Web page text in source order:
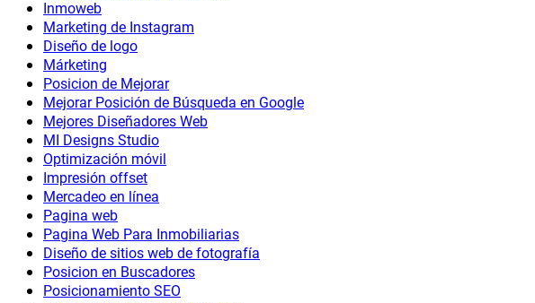
Inmoweb
Marketing de Instagram
Diseño de logo
Márketing
Posicion de Mejorar
Mejorar Posición de Búsqueda en Google
Mejores Diseñadores Web
MI Designs Studio
Optimización móvil
Impresión offset
Mercadeo en línea
Pagina web
Pagina Web Para Inmobiliarias
Diseño de sitios web de fotografía
Posicion en Buscadores
Posicionamiento SEO